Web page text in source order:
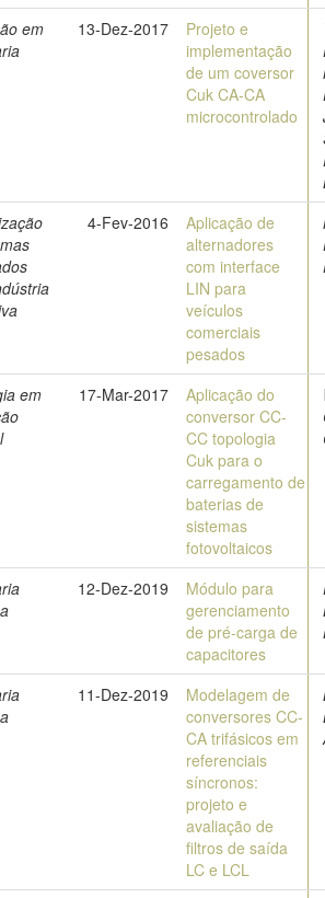
em
13-Dez-2017
Projeto e
implementação
de um coversor
Cuk CA-CA
microcontrolado
4-Fev-2016
Aplicação de
alternadores
com interface
LIN para
veículos
comerciais
pesados
em
17-Mar-2017
Aplicação do
conversor CC-
CC topologia
Cuk para o
carregamento de
baterias de
sistemas
fotovoltaicos
12-Dez-2019
Módulo para
gerenciamento
de pré-carga de
capacitores
11-Dez-2019
Modelagem de
conversores CC-
CA trifásicos em
referenciais
síncronos:
projeto e
avaliação de
filtros de saída
LC e LCL